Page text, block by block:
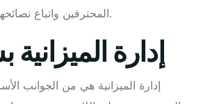
المحترفين واتباع نصائحهم لتحقيق نتائج أفضل.
إدارة
إدارة الميزانية هي من الجوانب